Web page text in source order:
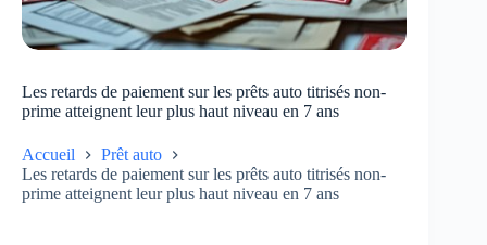
Les retards de paiement sur les prêts auto titrisés non-
prime atteignent leur plus haut niveau en 7 ans
Accueil
Prêt auto
Les retards de paiement sur les prêts auto titrisés non-
prime atteignent leur plus haut niveau en 7 ans